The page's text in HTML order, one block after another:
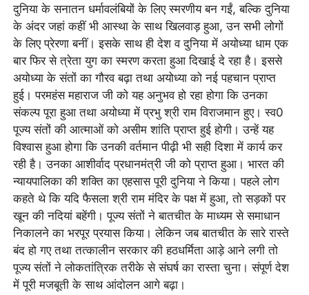
दुनिया के सनातन धर्मावलंबियों के लिए स्मरणीय बन गईं, बल्कि दुनिया
के अंदर जहां कहीं भी आस्था के साथ खिलवाड़ हुआ, उन सभी लोगों
के लिए प्रेरणा बनीं। इसके साथ ही देश व दुनिया में अयोध्या धाम एक
बार फिर से त्रेता युग का स्मरण करता हुआ दिखाई दे रहा है। इससे
अयोध्या के संतों का गौरव बढ़ा तथा अयोध्या को नई पहचान प्राप्त
हुई। परमहंस महाराज जी को यह अनुभव हो रहा होगा कि उनका
संकल्प पूरा हुआ तथा अयोध्या में प्रभु श्री राम विराजमान हुए। स्व0
पूज्य संतों की आत्माओं को असीम शांति प्राप्त हुई होगी। उन्हें यह
विश्वास हुआ होगा कि उनकी वर्तमान पीढ़ी भी सही दिशा में कार्य कर
रही है। उनका आशीर्वाद प्रधानमंत्री जी को प्राप्त हुआ। भारत की
न्यायपालिका की शक्ति का एहसास पूरी दुनिया ने किया। पहले लोग
कहते थे कि यदि फैसला श्री राम मंदिर के पक्ष में हुआ, तो सड़कों पर
खून की नदियां बहेंगी। पूज्य संतों ने बातचीत के माध्यम से समाधान
निकालने का भरपूर प्रयास किया। लेकिन जब बातचीत के सारे रास्ते
बंद हो गए तथा तत्कालीन सरकार की हठधर्मिता आड़े आने लगी तो
पूज्य संतों ने लोकतांत्रिक तरीके से संघर्ष का रास्ता चुना। संपूर्ण देश
में पूरी मजबूती के साथ आंदोलन आगे बढ़ा।